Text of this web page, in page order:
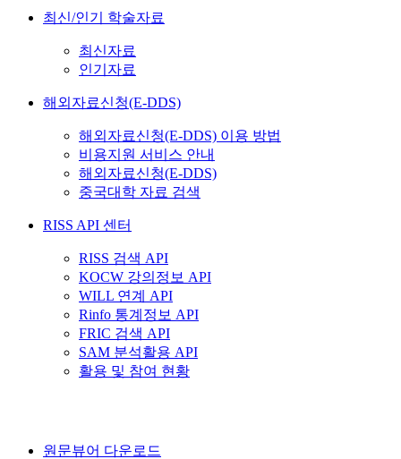
최신/인기 학술자료
최신자료
인기자료
해외자료신청(E-DDS)
해외자료신청(E-DDS) 이용 방법
비용지원 서비스 안내
해외자료신청(E-DDS)
중국대학 자료 검색
RISS API 센터
RISS 검색 API
KOCW 강의정보 API
WILL 연계 API
Rinfo 통계정보 API
FRIC 검색 API
SAM 분석활용 API
활용 및 참여 현황
원문뷰어 다운로드